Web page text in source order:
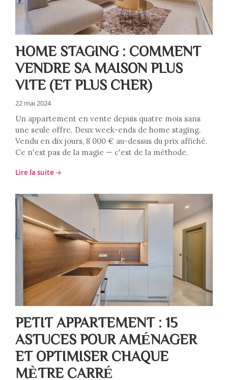
HOME STAGING : COMMENT
VENDRE SA MAISON PLUS
VITE (ET PLUS CHER)
22 mai 2024
Un appartement en vente depuis quatre mois sans
une seule offre. Deux week-ends de home staging.
Vendu en dix jours, 8 000 € au-dessus du prix affiché.
Ce n'est pas de la magie — c'est de la méthode.
Lire la suite →
PETIT APPARTEMENT : 15
ASTUCES POUR AMÉNAGER
ET OPTIMISER CHAQUE
MÈTRE CARRÉ